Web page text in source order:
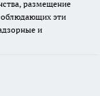
размещение
эти
и